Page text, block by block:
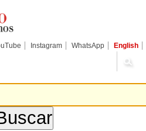
Instagram WhatsApp English